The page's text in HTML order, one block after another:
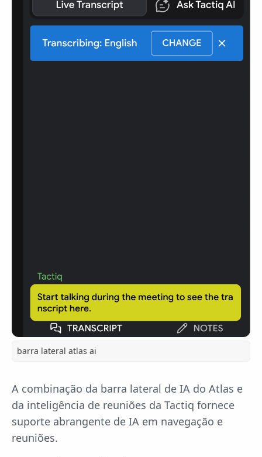
barra lateral atlas ai
A combinação da barra lateral de IA do Atlas e
da inteligência de reuniões da Tactiq fornece
suporte abrangente de IA em navegação e
reuniões.